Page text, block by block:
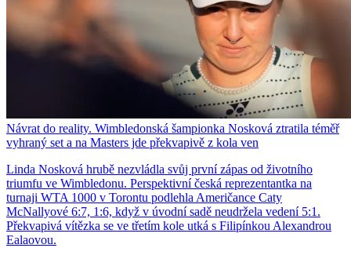
Návrat do reality. Wimbledonská šampionka Nosková ztratila téměř
vyhraný set a na Masters jde překvapivě z kola ven
Linda Nosková hrubě nezvládla svůj první zápas od životního
triumfu ve Wimbledonu. Perspektivní česká reprezentantka na
turnaji WTA 1000 v Torontu podlehla Američance Caty
McNallyové 6:7, 1:6, když v úvodní sadě neudržela vedení 5:1.
Překvapivá vítězka se ve třetím kole utká s Filipínkou Alexandrou
Ealaovou.